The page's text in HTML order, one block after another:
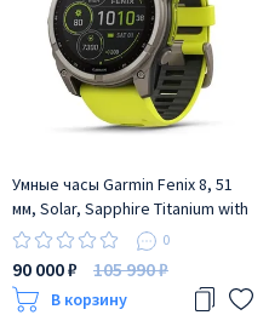
Умные часы Garmin Fenix 8, 51
мм, Solar, Sapphire Titanium with
AMP yellow/graphite silicone
0
90 000 ₽ 105 990 ₽
В корзину